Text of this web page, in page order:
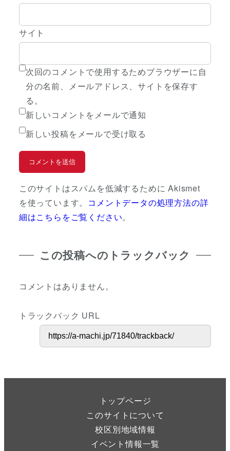
サイト
次回のコメントで使用するためブラウザーに自
分の名前、メールアドレス、サイトを保存す
る。
新しいコメントをメールで通知
新しい投稿をメールで受け取る
このサイトはスパムを低減するために Akismet
を使っています。 コメントデータの処理方法の詳
細はこちらをご覧ください。
この投稿へのトラックバック
コメントはありません。
トラックバック URL
トップページ
このサイトについて
校区別地域情報
イベント情報一覧